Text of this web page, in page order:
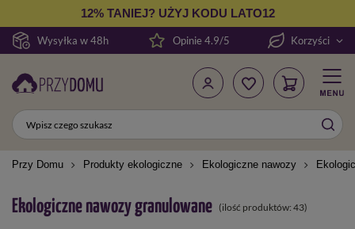
Wysyłka w 48h
12% TANIEJ? UŻYJ KODU LATO12
Opinie 4.9/5 Korzyści
Przy Domu Produkty ekologiczne Ekologiczne nawozy
Ekologiczne nawozy granulowane (ilość produktów: 43)